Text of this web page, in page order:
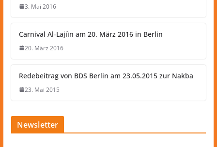
3. Mai 2016
Carnival Al-Lajiìn am 20. März 2016 in Berlin
20. März 2016
Redebeitrag von BDS Berlin am 23.05.2015 zur Nakba
23. Mai 2015
Newsletter